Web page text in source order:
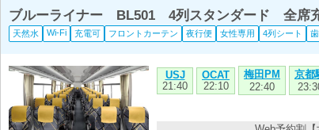
ブルーライナー BL501 4列スタンダード 全席充
天然水 Wi-Fi 充電可 フロントカーテン 夜行便 女性専用 4列シート
USJ
21:40
OCAT
22:10
梅田PM
22:40
京都